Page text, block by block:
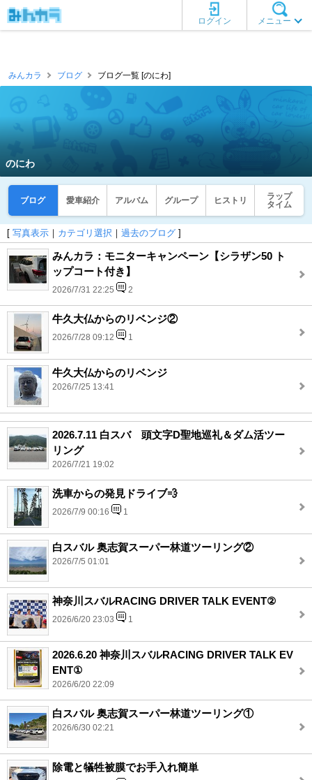
メニュー
ログイン
みんカラ ブログ ブログ一覧 [のにわ]
のにわ
ブログ 愛車紹介 アルバム グループ ヒストリ
ラップ
タイム
[ 写真表示 ｜ カテゴリ選択 ｜ 過去のブログ ]
みんカラ：モニターキャンペーン【シラザン50 ト
ップコート付き】
2026/7/31 22:25 2
牛久大仏からのリベンジ②
2026/7/28 09:12 1
牛久大仏からのリベンジ
2026/7/25 13:41
2026.7.11 白スバ 頭文字D聖地巡礼＆ダム活ツー
リング
2026/7/21 19:02
洗車からの発見ドライブ💨
2026/7/9 00:16 1
白スバル 奥志賀スーパー林道ツーリング②
2026/7/5 01:01
神奈川スバルRACING DRIVER TALK EVENT②
2026/6/20 23:03 1
2026.6.20 神奈川スバルRACING DRIVER TALK EV
ENT①
2026/6/20 22:09
白スバル 奥志賀スーパー林道ツーリング①
2026/6/30 02:21
除電と犠牲被膜でお手入れ簡単